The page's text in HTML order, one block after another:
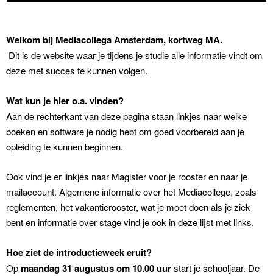
Welkom bij Mediacollega Amsterdam, kortweg MA.
Dit is de website waar je tijdens je studie alle informatie vindt om
deze met succes te kunnen volgen.
Wat kun je hier o.a. vinden?
Aan de rechterkant van deze pagina staan linkjes naar welke
boeken en software je nodig hebt om goed voorbereid aan je
opleiding te kunnen beginnen.
Ook vind je er linkjes naar Magister voor je rooster en naar je
mailaccount. Algemene informatie over het Mediacollege, zoals
reglementen, het vakantierooster, wat je moet doen als je ziek
bent en informatie over stage vind je ook in deze lijst met links.
Hoe ziet de introductieweek eruit?
Opmaandag 31 augustus om 10.00 uurstart je schooljaar. De